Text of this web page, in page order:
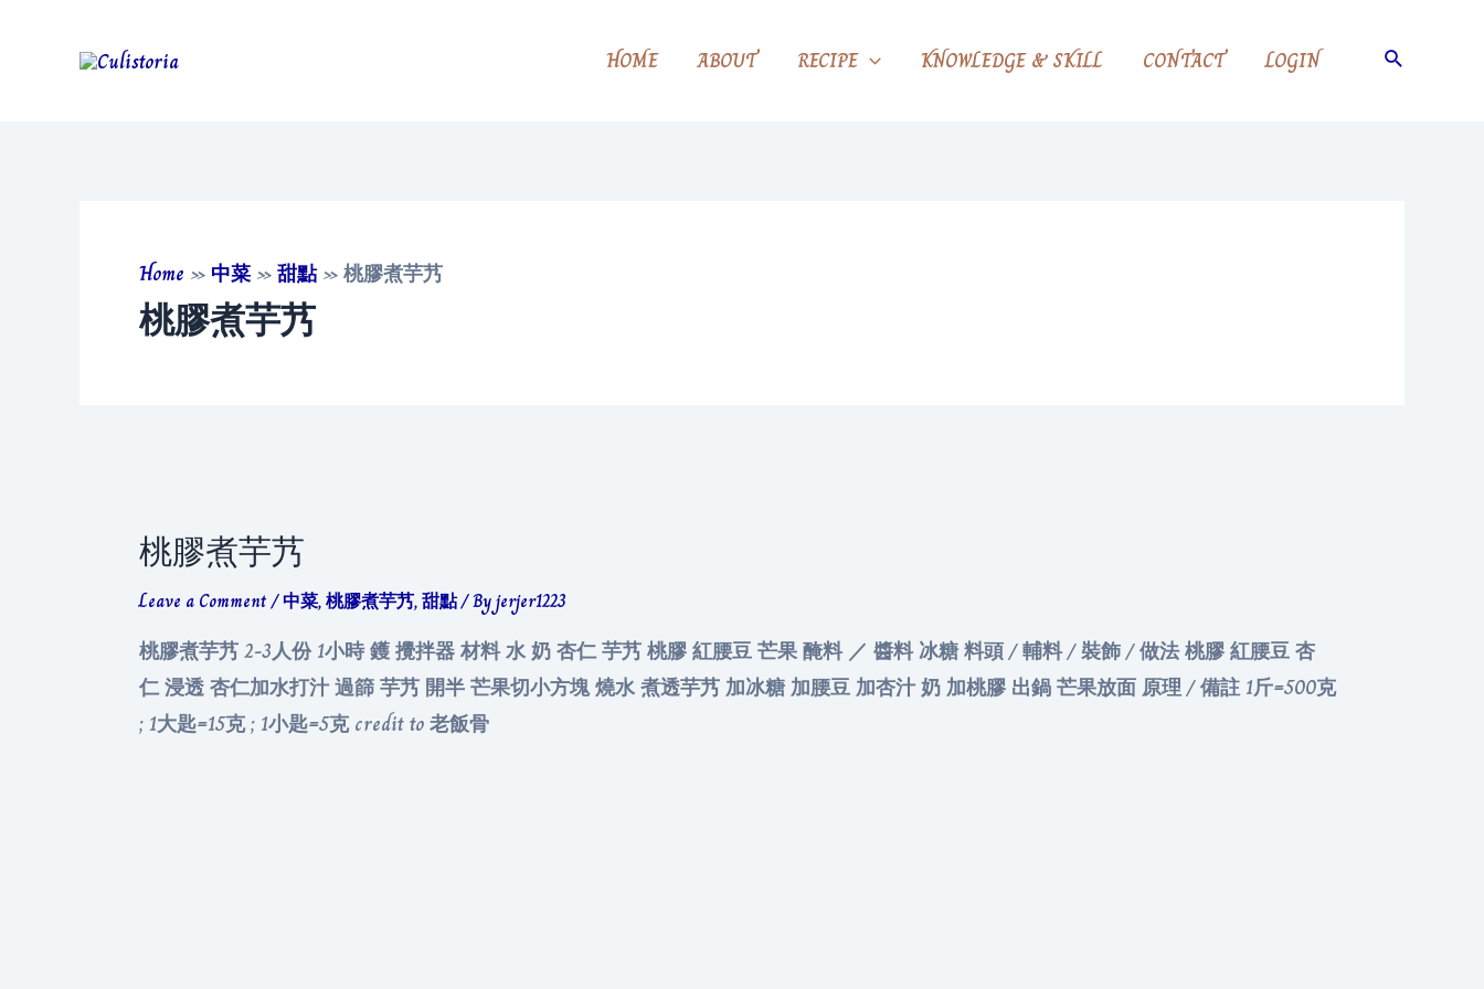
HOME ABOUT RECIPE KNOWLEDGE & SKILL CONTACT LOGIN Search
Home » 中菜 »甜點»桃膠煮芋艿
桃膠煮芋艿
桃膠煮芋艿
Leave a Comment/中菜,桃膠煮芋艿,甜點/ Byjerjer1223
桃膠煮芋艿 2-3人份 1小時 鑊 攪拌器 材料 水 奶 杏仁 芋艿 桃膠 紅腰豆 芒果 醃料 ／ 醬料 冰糖 料頭 / 輔料 / 裝飾 / 做法 桃膠 紅腰豆 杏
仁 浸透 杏仁加水打汁 過篩 芋艿 開半 芒果切小方塊 燒水 煮透芋艿 加冰糖 加腰豆 加杏汁 奶 加桃膠 出鍋 芒果放面 原理 / 備註 1斤=500克
; 1大匙=15克 ; 1小匙=5克 credit to 老飯骨